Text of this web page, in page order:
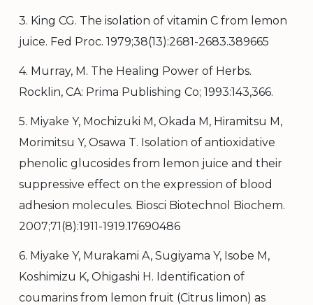
3. King CG. The isolation of vitamin C from lemon
juice. Fed Proc. 1979;38(13):2681-2683.389665
4. Murray, M. The Healing Power of Herbs.
Rocklin, CA: Prima Publishing Co; 1993:143,366.
5. Miyake Y, Mochizuki M, Okada M, Hiramitsu M,
Morimitsu Y, Osawa T. Isolation of antioxidative
phenolic glucosides from lemon juice and their
suppressive effect on the expression of blood
adhesion molecules. Biosci Biotechnol Biochem.
2007;71(8):1911-1919.17690486
6. Miyake Y, Murakami A, Sugiyama Y, Isobe M,
Koshimizu K, Ohigashi H. Identification of
coumarins from lemon fruit (Citrus limon) as